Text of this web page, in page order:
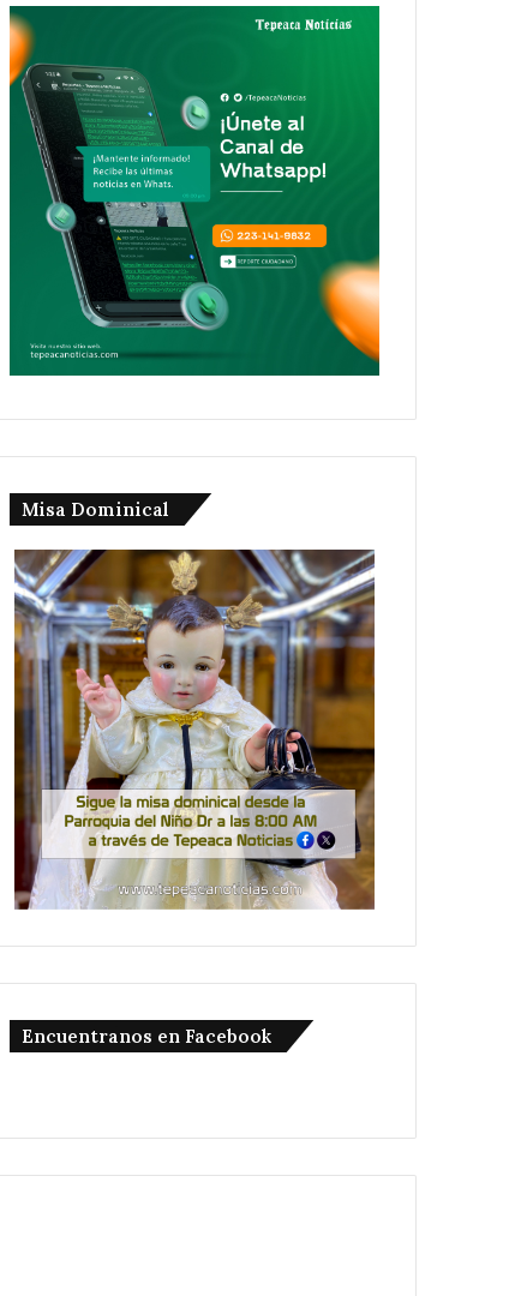
Misa Dominical
Encuentranos en Facebook